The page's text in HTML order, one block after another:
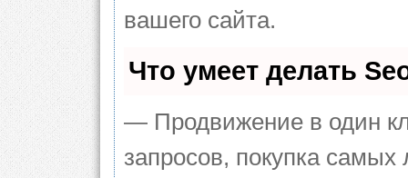
вашего сайта.
Что умеет делать
— Продвижение в один
запросов, покупка